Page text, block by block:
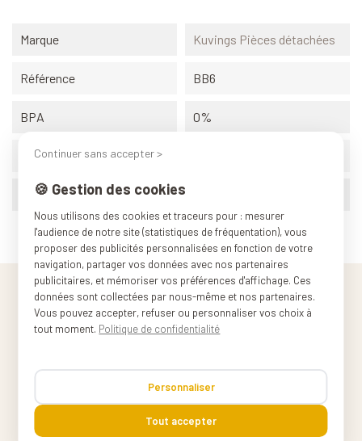
Marque Kuvings Pièces détachées
Référence BB6
BPA 0%
Origine
Poids (conditionnement)
Continuer sans accepter >
🍪 Gestion des cookies
Nous utilisons des cookies et traceurs pour : mesurer
l'audience de notre site (statistiques de fréquentation), vous
proposer des publicités personnalisées en fonction de votre
navigation, partager vos données avec nos partenaires
publicitaires, et mémoriser vos préférences d'affichage. Ces
données sont collectées par nous-même et nos partenaires.
Vous pouvez accepter, refuser ou personnaliser vos choix à
tout moment. Politique de confidentialité
Personnaliser
Tout accepter